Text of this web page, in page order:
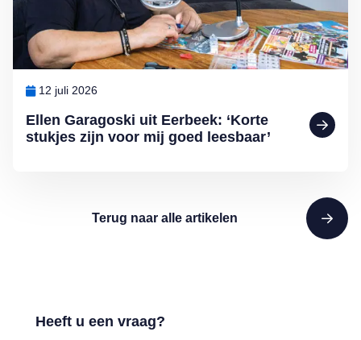
Ellen Garagoski uit Eerbeek: ‘Korte
stukjes zijn voor mij goed leesbaar’
12 juli 2026
Terug naar alle artikelen
Heeft u een vraag?